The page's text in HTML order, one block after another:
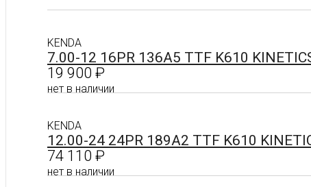
KENDA
7.00-12 16PR 136A5 TTF K610
19 900 ₽
нет в наличии
Подробнее
KENDA
12.00-24 24PR 189A2 TTF K610
74 110 ₽
нет в наличии